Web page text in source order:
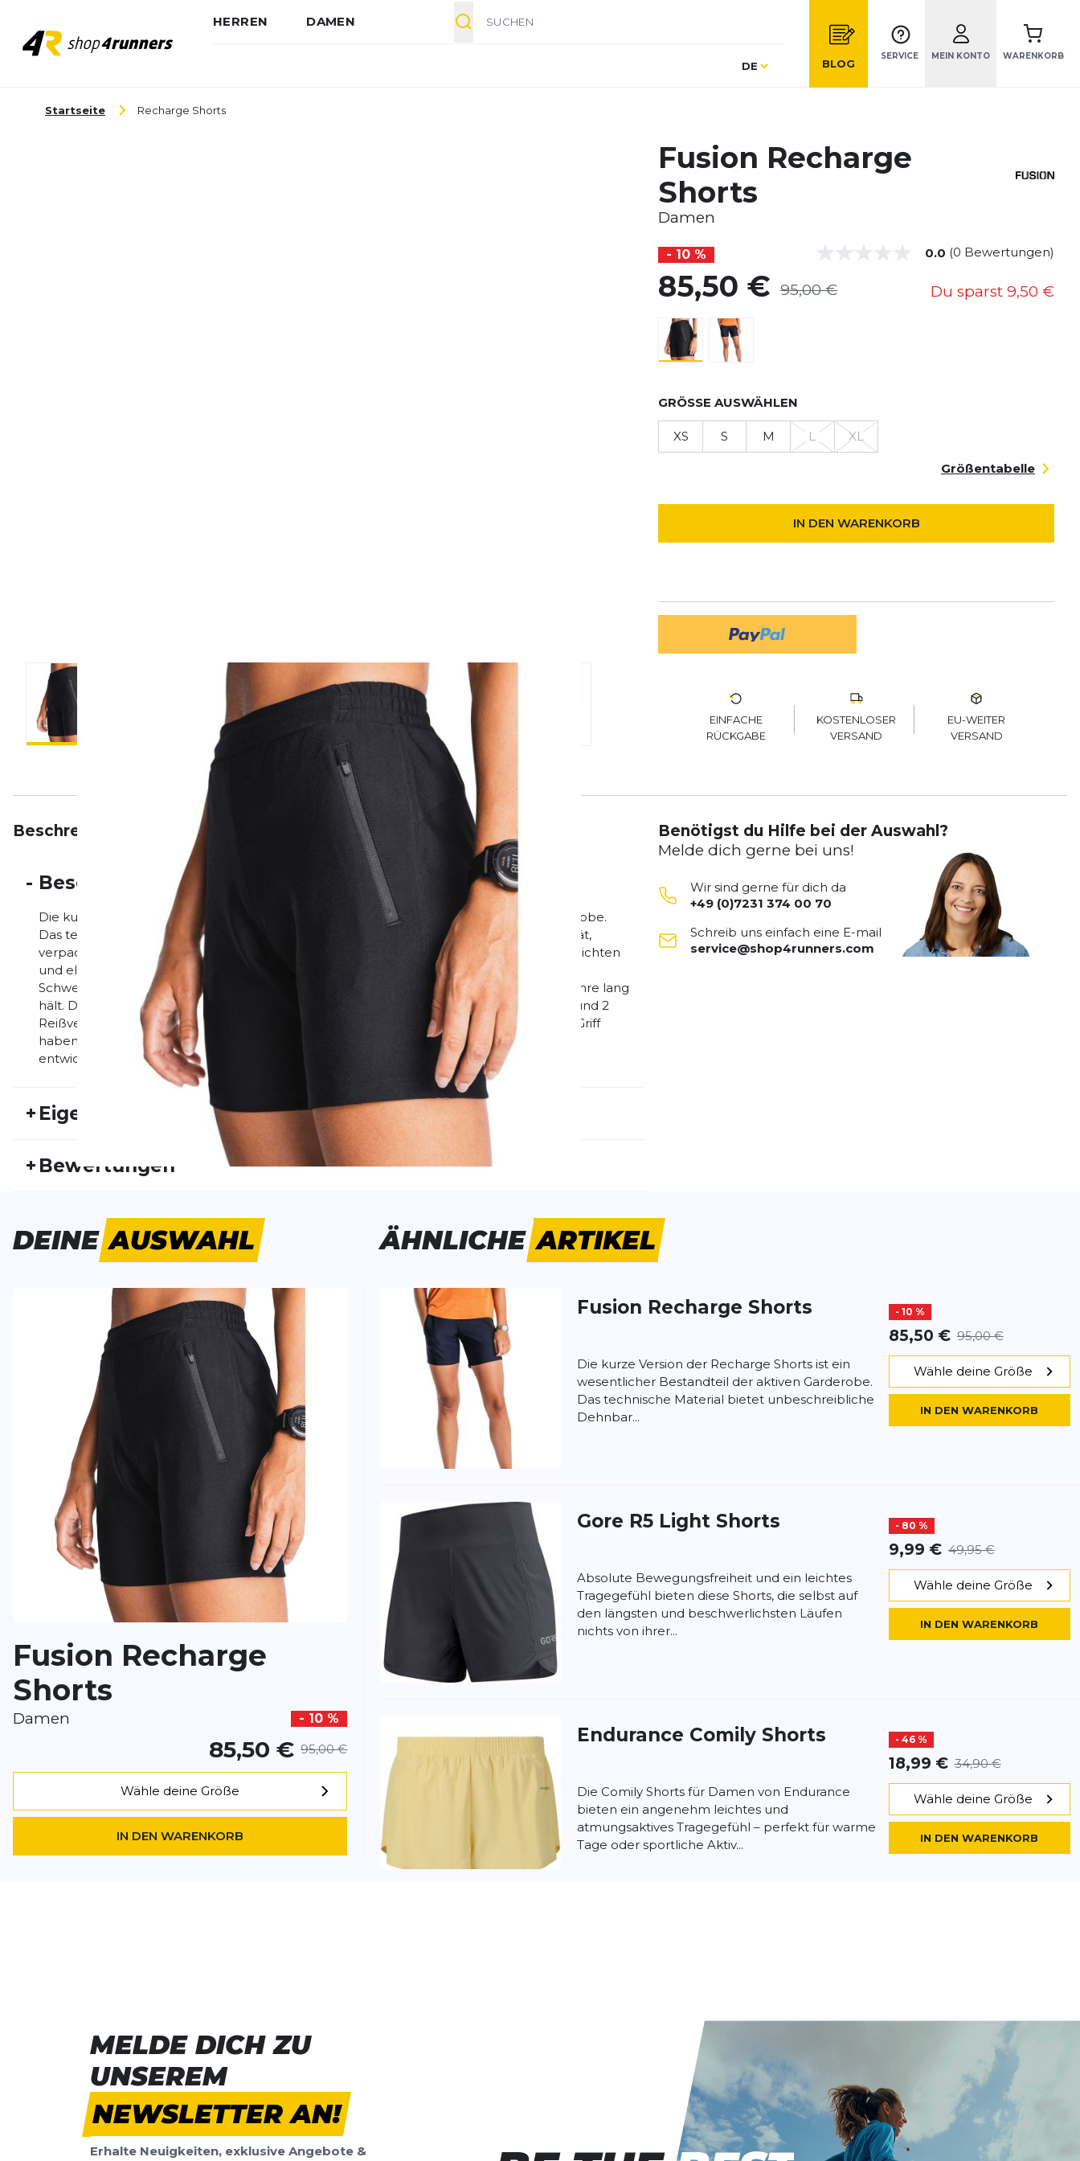
HERREN DAMEN
Sprache
DE BLOG
SERVICE MEIN KONTO WARENKORB
Startseite Recharge Shorts
Fusion Recharge
Shorts
Damen
- 10 % 0.0 (0 Bewertungen)
85,50 € 95,00 € Du sparst 9,50 €
GRÖSSE AUSWÄHLEN
XS S M L XL
Größentabelle
IN DEN WARENKORB
EINFACHE
RÜCKGABE
KOSTENLOSER
VERSAND
EU-WEITER
VERSAND
Beschreibung Eigenschaften
- Beschreibung
Die kurze Version der Recharge Pants ist ein wesentlicher Bestandteil der aktiven Garderobe.
Das technische Material bietet unbeschreibliche Dehnbarkeit, Komfort und Funktionalität,
verpackt in einem klassischen Design. Die Womens Recharge Shorts sind aus unserem leichten
und elastischen Recharge-Stoff produziert, der optimale Beweglichkeit, aktiven
Schweißtransport und hohe Trocknungseigenschaften in einer Shorts bietet und viele Jahre lang
hält. Der Taillenbund mit integriertem Kordelzug ermöglicht eine individuelle Passform, und 2
Reißverschlusstaschen sorgen dafür, dass Sie immer Ihre persönlichen Gegenstände im Griff
haben. Der Stoff, aus dem die Herren Recharge Shorts genäht sind, wurde in Dänemark
entwickelt, gestrickt und gefärbt.
+ Eigenschaften
FUS25FS20023 Fremdartikelnummer:
Geschlecht:
+ Bewertungen
Bisher hat noch niemand dieses Produkt bewertet.
SCHREIBE EINE BEWERTUNG
Recharge Shorts
Deine Bewertung:
Vorname
Überschrift
Überschrift
Rezension
Rezension
Pflichtfelder
BEWERTUNG HINZUFÜGEN
Dieses Formular ist durch reCAPTCHA geschützt – es gelten die Datenschutzbestimmungen Nutzungsbedingungen
Google.
Benötigst du Hilfe bei der Auswahl?
Melde dich gerne bei uns!
Wir sind gerne für dich da
+49 (0)7231 374 00 70
Schreib uns einfach eine E-mail
service@shop4runners.com
DEINEAUSWAHL
Fusion Recharge
Shorts
Damen - 10 %
85,50 € 95,00 €
Wähle deine Größe
IN DEN WARENKORB
ÄHNLICHEARTIKEL
Fusion Recharge Shorts - 10 %
85,50 € 95,00 €
Die kurze Version der Recharge Shorts ist ein
wesentlicher Bestandteil der aktiven Garderobe.
Das technische Material bietet unbeschreibliche
Dehnbar...
Wähle deine Größe
IN DEN WARENKORB
Gore R5 Light Shorts - 80 %
9,99 € 49,95 €
Absolute Bewegungsfreiheit und ein leichtes
Tragegefühl bieten diese Shorts, die selbst auf
den längsten und beschwerlichsten Läufen
nichts von ihrer...
Wähle deine Größe
IN DEN WARENKORB
Endurance Comily Shorts - 46 %
18,99 € 34,90 €
Die Comily Shorts für Damen von Endurance
bieten ein angenehm leichtes und
atmungsaktives Tragegefühl – perfekt für warme
Tage oder sportliche Aktiv...
Wähle deine Größe
IN DEN WARENKORB
bieten ein angenehm leichtes und
atmungsaktives Tragegefühl – perfekt für warme
Tage oder sportliche Aktiv...
IN DEN WARENKORB
MELDE DICH ZU
UNSEREM
NEWSLETTER AN!
Erhalte Neuigkeiten, exklusive Angebote &